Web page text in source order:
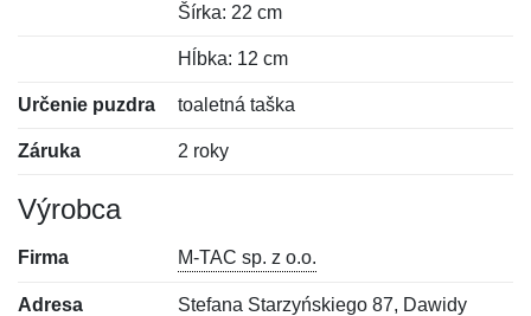
Šírka: 22 cm
Hĺbka: 12 cm
Určenie puzdra toaletná taška
Záruka 2 roky
Výrobca
Firma M-TAC sp. z o.o.
Adresa
Stefana Starzyńskiego 87, Dawidy